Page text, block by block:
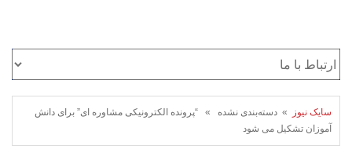
سایک نیوز
» دسته‌بندی نشده » “پرونده الکترونیکی مشاوره‌ ای” برای دانش
آموزان تشکیل می شود